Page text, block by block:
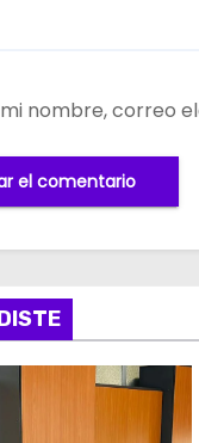
nombre, correo